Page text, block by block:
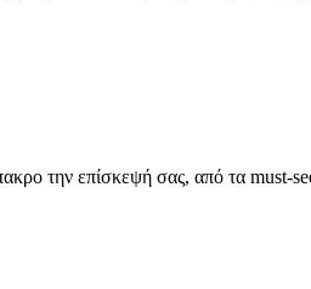
την επίσκεψή σας, από τα must-